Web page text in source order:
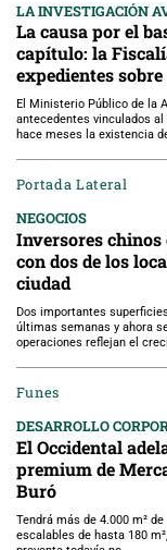
LA INVESTIGACIÓN
La causa por el
capítulo: la
expedientes
El Ministerio Público de la
antecedentes vinculados
hace meses la existencia
Portada Lateral
NEGOCIOS
Inversores chinos
con dos de los
ciudad
Dos importantes
últimas semanas y ahora
operaciones reflejan el
Funes
DESARROLLO
El Occidental
premium de
Buró
Tendrá más de 4.000 m²
escalables de hasta 180